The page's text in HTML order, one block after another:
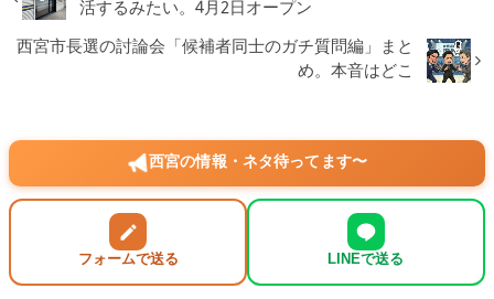
活するみたい。4月2日オープン
西宮市長選の討論会「候補者同士のガチ質問編」まと
め。本音はどこ
西宮の情報・ネタ待ってます〜
フォームで送る LINEで送る